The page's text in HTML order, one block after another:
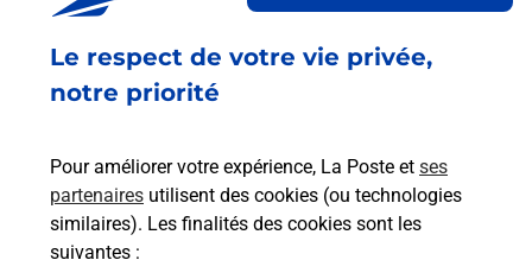
Le respect de votre vie privée,
notre priorité
Pour améliorer votre expérience, La Poste et ses
partenaires utilisent des cookies (ou technologies
similaires). Les finalités des cookies sont les
suivantes :
Malin !
La Poste
en ligne
Ouvert 24h/24
En savoir plus